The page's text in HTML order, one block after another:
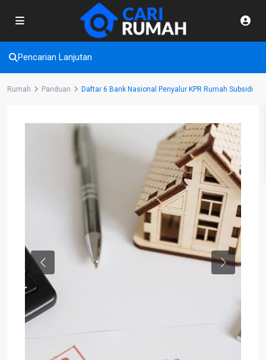
Pencarian Lanjutan
Rumah Panduan Daftar 6 Bank Nasional Penyalur KPR Rumah Subsidi
Previous Next